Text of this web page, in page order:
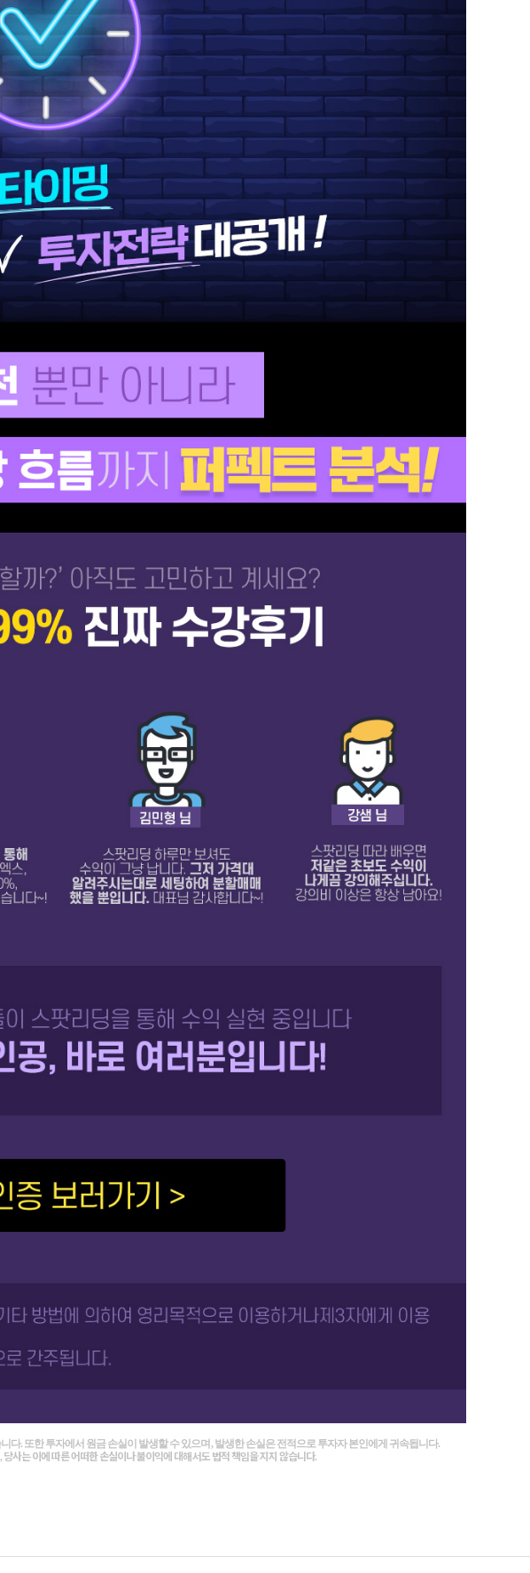
. 또한 투자에서 원금 손실이 발생할 수 있으며, 발생한 손실은 전적으로 투자자 본인에게 귀속됩니다.
사는 이에 따른 어떠한 손실이나 불이익에 대해서도 법적 책임을 지지 않습니다.